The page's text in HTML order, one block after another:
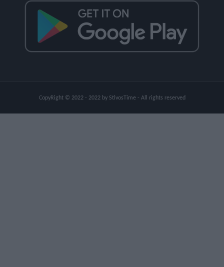
CopyRight © 2022 - 2022 by StivosTime - All rights reserved